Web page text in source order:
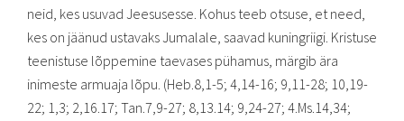
neid, kes usuvad Jeesusesse. Kohus teeb otsuse, et need,
kes on jäänud ustavaks Jumalale, saavad kuningriigi. Kristuse
teenistuse lõppemine taevases pühamus, märgib ära
inimeste armuaja lõpu. (Heb.8,1-5; 4,14-16; 9,11-28; 10,19-
22; 1,3; 2,16.17; Tan.7,9-27; 8,13.14; 9,24-27; 4.Ms.14,34;